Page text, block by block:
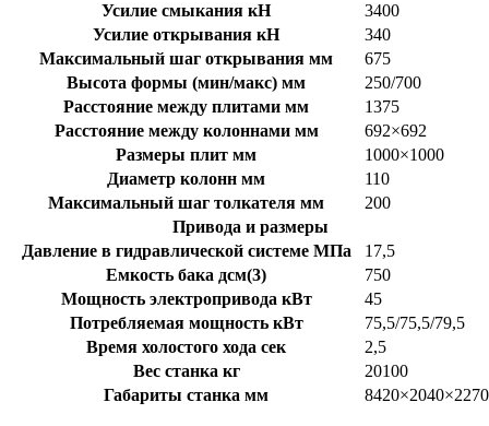
Усилие смыкания кН
3400
Усилие открывания кН
340
Максимальный шаг открывания мм
675
Высота формы (мин/макс) мм
250/700
Расстояние между плитами мм
1375
Расстояние между колоннами мм
692×692
Размеры плит мм
1000×1000
Диаметр колонн мм
110
Максимальный шаг толкателя мм
200
Привода и размеры
Давление в гидравлической системе МПа
17,5
Емкость бака дсм(3)
750
Мощность электропривода кВт
45
Потребляемая мощность кВт
75,5/75,5/79,5
Время холостого хода сек
2,5
Вес станка кг
20100
Габариты станка мм
8420×2040×2270